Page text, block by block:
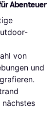
für Abenteuer
von
und